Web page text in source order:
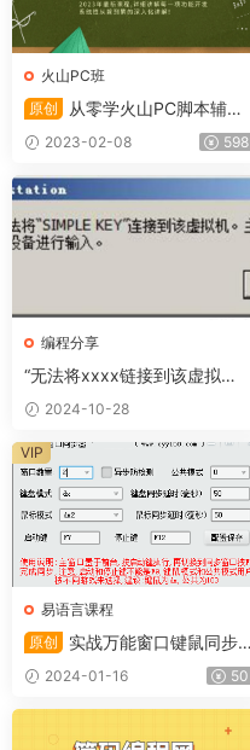
火山PC班
原创
从零学火山PC脚本辅助
开发入门到实战课程(2024)
2023-02-08 598
编程分享
“无法将xxxx链接到该虚拟
机。主机需要使用该设备进行
输入。”解决办法 _
2024-10-28
易语言课程
原创
实战万能窗口键鼠同步
器(2015)
2024-01-16 50
VIP